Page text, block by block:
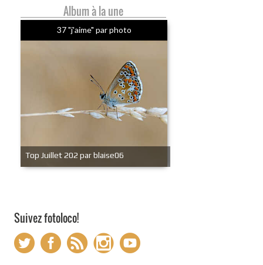
Album à la une
37 "j'aime" par photo
Top Juillet 202 par blaise06
Suivez fotoloco!